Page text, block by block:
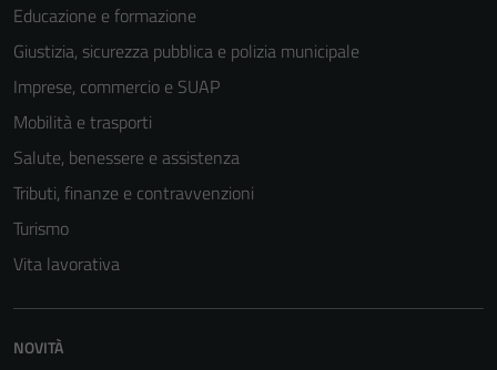
Educazione e formazione
Giustizia, sicurezza pubblica e polizia municipale
Imprese, commercio e SUAP
Mobilità e trasporti
Salute, benessere e assistenza
Tributi, finanze e contravvenzioni
Turismo
Vita lavorativa
NOVITÀ